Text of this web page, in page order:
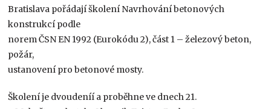
Bratislava pořádají školení Navrhování betonových
konstrukcí podle
norem ČSN EN 1992 (Eurokódu 2), část 1 – železový beton,
požár,
ustanovení pro betonové mosty.
Školení je dvoudeníí a proběhne ve dnech 21.